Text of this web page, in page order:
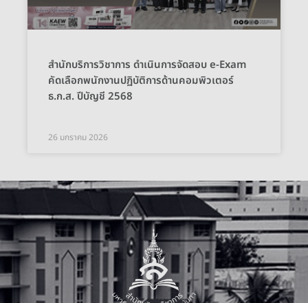
สำนักบริการวิชาการ ดำเนินการจัดสอบ e-Exam
คัดเลือกพนักงานปฏิบัติการด้านคอมพิวเตอร์
ธ.ก.ส. ปีบัญชี 2568
26 มกราคม 2026